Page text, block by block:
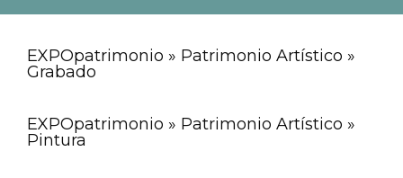
EXPOpatrimonio » Patrimonio Artístico »
Grabado
EXPOpatrimonio » Patrimonio Artístico »
Pintura